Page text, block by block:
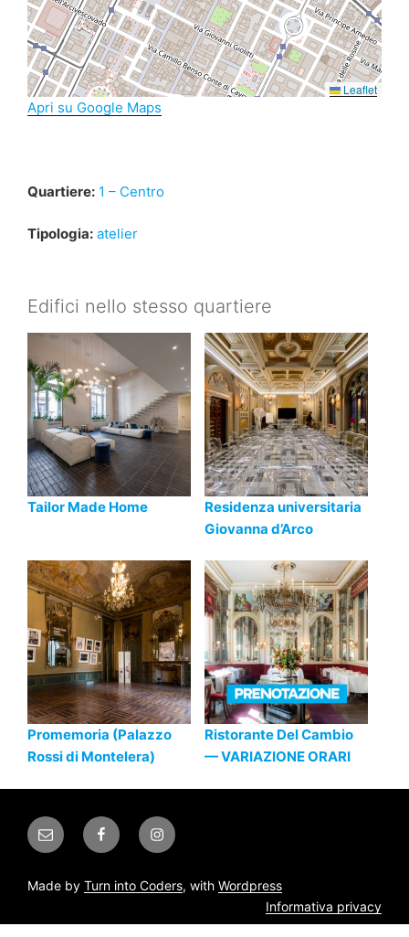
Leaflet
Apri su Google Maps
Quartiere: 1 – Centro
Tipologia: atelier
Edifici nello stesso quartiere
Tailor Made Home
Residenza universitaria
Giovanna d’Arco
Promemoria (Palazzo
Rossi di Montelera)
Ristorante Del Cambio
— VARIAZIONE ORARI
Email FacebookInstagram
Made by Turn into Coders, with Wordpress
Informativa privacy